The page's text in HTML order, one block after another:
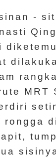
-
rangka
MRT
rongga